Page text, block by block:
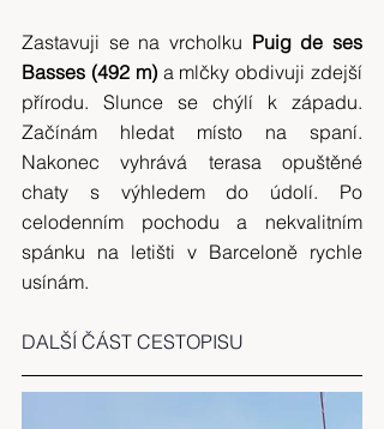
Zastavuji se na vrcholku Puig de ses
Basses (492 m) a mlčky obdivuji zdejší
přírodu. Slunce se chýlí k západu.
Začínám hledat místo na spaní.
Nakonec vyhrává terasa opuštěné
chaty s výhledem do údolí. Po
celodenním pochodu a nekvalitním
spánku na letišti v Barceloně rychle
usínám.
DALŠÍ ČÁST CESTOPISU